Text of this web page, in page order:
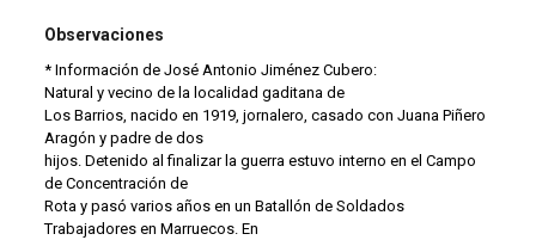
Observaciones
* Información de José Antonio Jiménez Cubero:
Natural y vecino de la localidad gaditana de
Los Barrios, nacido en 1919, jornalero, casado con Juana Piñero
Aragón y padre de dos
hijos. Detenido al finalizar la guerra estuvo interno en el Campo
de Concentración de
Rota y pasó varios años en un Batallón de Soldados
Trabajadores en Marruecos. En